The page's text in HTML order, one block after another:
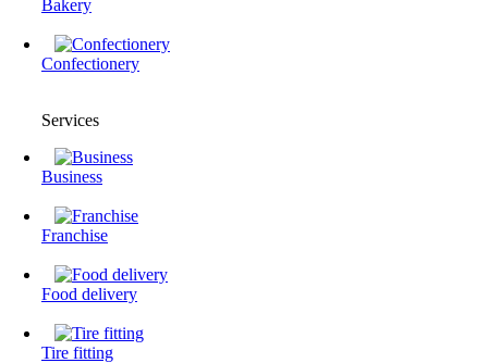
Bakery
Confectionery
Services
Business
Franchise
Food delivery
Tire fitting